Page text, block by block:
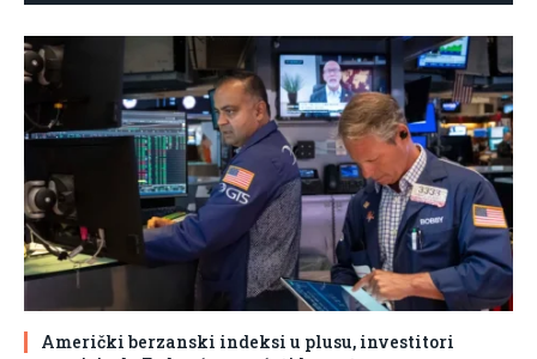
Američki berzanski indeksi u plusu, investitori